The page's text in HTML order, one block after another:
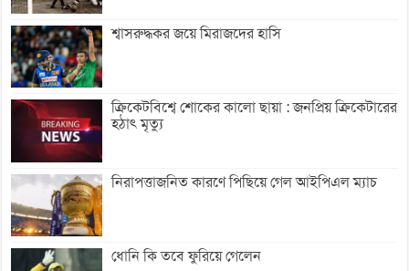
শ্বাসরুদ্ধকর জয়ে মিরাজদের হাসি
ক্রিকেটবিশ্বে শোকের কালো ছায়া : জনপ্রিয় ক্রিকেটারের
হঠাৎ মৃত্যু
নিরাপত্তাজনিত কারণে পিছিয়ে গেল আইপিএল ম্যাচ
ধোনি কি তবে ফুরিয়ে গেলেন